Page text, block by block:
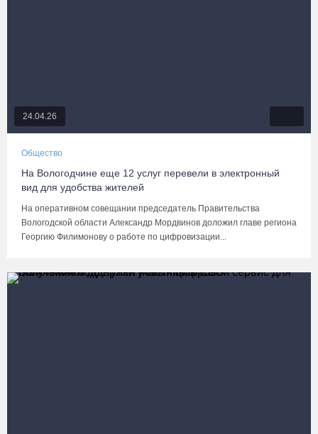
24.04.26
Общество
На Вологодчине еще 12 услуг перевели в электронный
вид для удобства жителей
На оперативном совещании председатель Правительства
Вологодской области Александр Мордвинов доложил главе региона
Георгию Филимонову о работе по цифровизации...